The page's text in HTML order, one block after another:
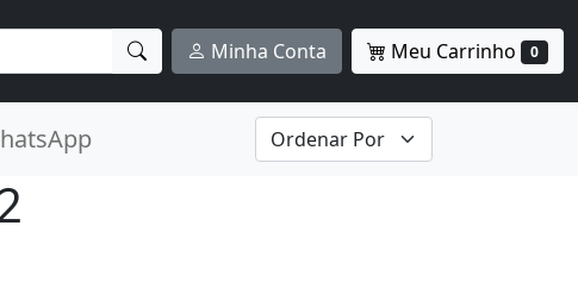
Minha Conta Meu Carrinho 0